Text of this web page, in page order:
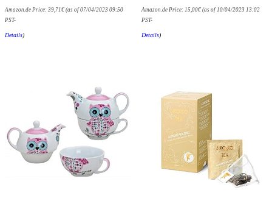
Amazon.de Price: 39,71€ (as of 07/04/2023 09:50
PST-
Details)
Amazon.de Price: 15,00€(as of 10/04/2023 13:02
PST-
Details)